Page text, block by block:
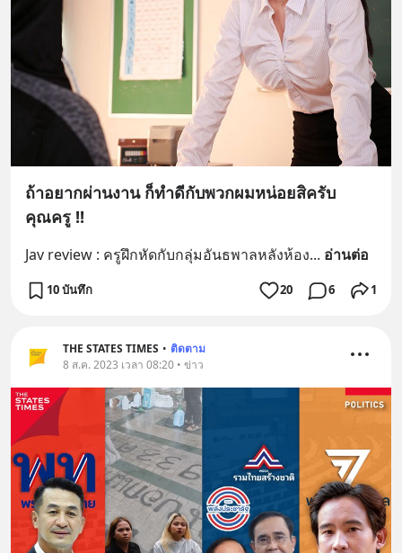
ถ้าอยากผ่านงาน ก็ทำดีกับพวกผมหน่อยสิครับ
คุณครู !!
Jav review : ครูฝึกหัดกับกลุ่มอันธพาลหลังห้อง... อ่านต่อ
10 บันทึก 20 6 1
THE STATES TIMES • ติดตาม
8 ส.ค. 2023 เวลา 08:20 • ข่าว